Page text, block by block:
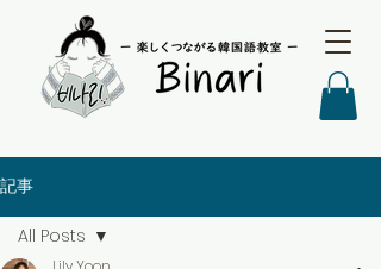
記事
All Posts